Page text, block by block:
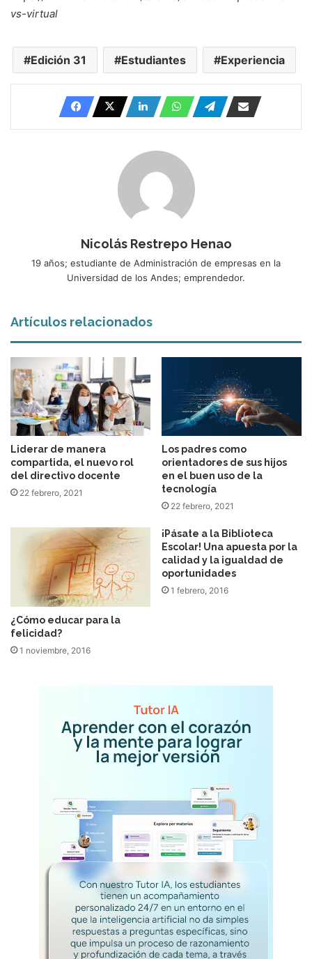
vs-virtual
Edición 31 Estudiantes Experiencia
Nicolás Restrepo Henao
19 años; estudiante de Administración de empresas en la
Universidad de los Andes; emprendedor.
Artículos relacionados
Liderar de manera
compartida, el nuevo rol
del directivo docente
22 febrero, 2021
Los padres como
orientadores de sus hijos
en el buen uso de la
tecnología
22 febrero, 2021
¿Cómo educar para la
felicidad?
1 noviembre, 2016
¡Pásate a la Biblioteca
Escolar! Una apuesta por la
calidad y la igualdad de
oportunidades
1 febrero, 2016